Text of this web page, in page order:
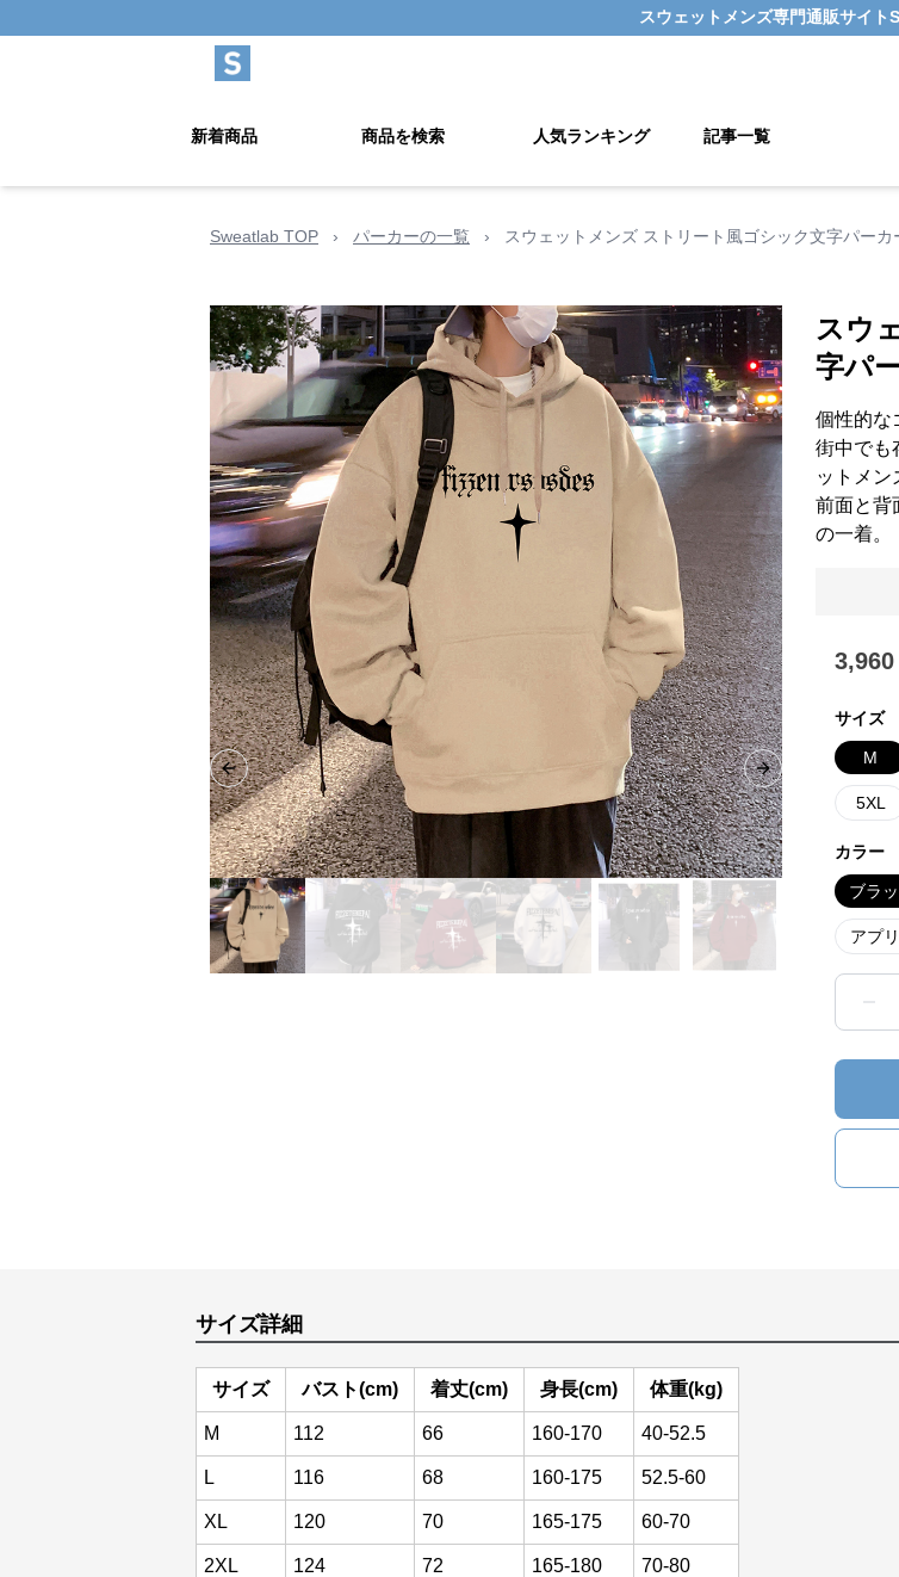
スウェットメンズ専門通販サイト
新着商品 商品を検索 人気ランキング 記事一覧
Sweatlab TOP › パーカーの一覧 › スウェットメンズ ストリート風ゴシック文字パーカ
Previous slide Next slide
スウ
字パ
個性的な
街中でも
ットメン
前面と背
の一着。
3,960
サイズ
M
5XL
カラー
ブラ
アプ
サイズ詳細
サイズ バスト(cm) 着丈(cm) 身長(cm) 体重(kg)
M 112 66 160-170 40-52.5
L 116 68 160-175 52.5-60
XL 120 70 165-175 60-70
2XL 124 72 165-180 70-80